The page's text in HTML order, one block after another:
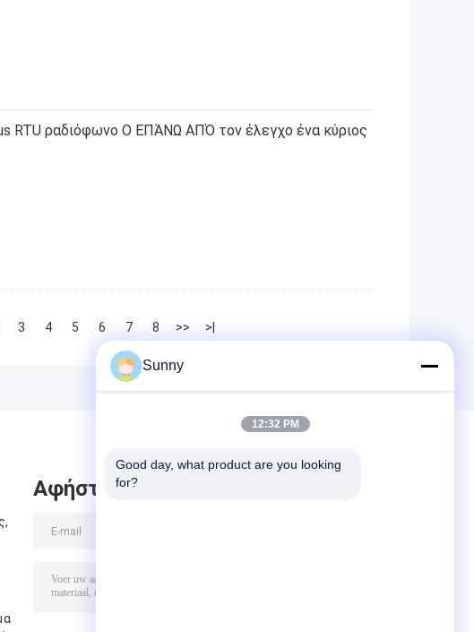
RTU ραδιόφωνο Ο ΕΠΆΝΩ ΑΠΌ τον έλεγχο ένα κύριος
3 4 5 6 7 8 >> >|
Αφήστε μήνυμα
Sunny
12:32 PM
Good day, what product are you looking
for?